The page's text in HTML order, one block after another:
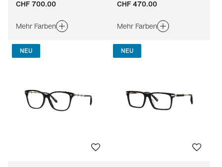
Anpassbar
CHF 700.00
Mehr Farben
Anpassbar
CHF 470.00
Mehr Farben
NEU NEU